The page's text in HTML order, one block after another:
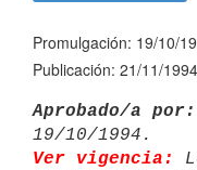
Promulgación: 19/10/
Publicación: 21/11/1994
Aprobado/a por:
Ver vigencia: